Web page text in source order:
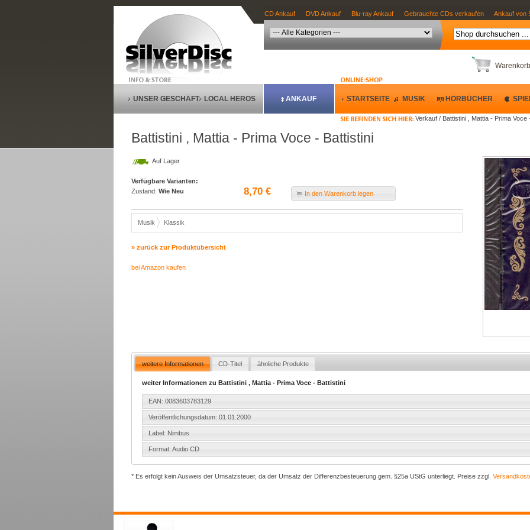
CD Ankauf DVD Ankauf Blu-ray Ankauf Gebrauchte CDs verkaufen Ankauf von
Warenkorb
Verkauf / Battistini , Mattia - Prima Voce
UNSER GESCHÄFT LOCAL HEROS ANKAUF STARTSEITE MUSIK HÖRBÜCHER
Battistini , Mattia - Prima Voce - Battistini
Auf Lager
Verfügbare Varianten:
Zustand: Wie Neu 8,70 € In den Warenkorb legen
Musik Klassik
» zurück zur Produktübersicht
bei Amazon kaufen
weitere Informationen CD-Titel ähnliche Produkte
weiter Informationen zu Battistini , Mattia - Prima Voce - Battistini
EAN: 0083603783129
Veröffentlichungsdatum: 01.01.2000
Label: Nimbus
Format: Audio CD
* Es erfolgt kein Ausweis der Umsatzsteuer, da der Umsatz der Differenzbesteuerung gem. §25a UStG unterliegt. Preise zzgl.